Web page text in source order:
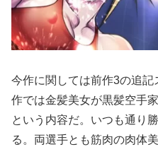
今作に関しては前作3の追
作では金髪美女が黒髪空手
という内容だ。いつも通り
る。両選手とも筋肉の肉体